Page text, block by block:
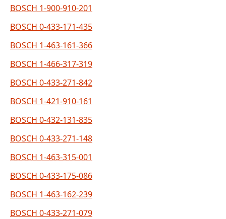
BOSCH 1-900-910-201
BOSCH 0-433-171-435
BOSCH 1-463-161-366
BOSCH 1-466-317-319
BOSCH 0-433-271-842
BOSCH 1-421-910-161
BOSCH 0-432-131-835
BOSCH 0-433-271-148
BOSCH 1-463-315-001
BOSCH 0-433-175-086
BOSCH 1-463-162-239
BOSCH 0-433-271-079